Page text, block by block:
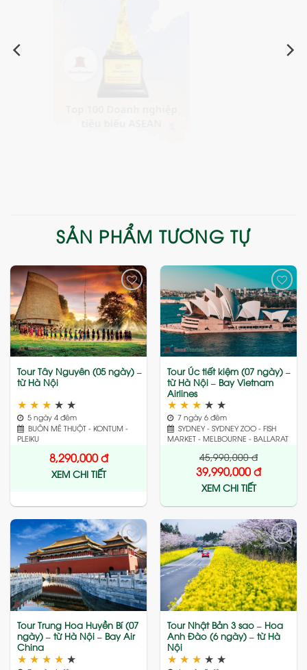
SẢN PHẨM TƯƠNG TỰ
Add
to
wishlist
Tour Tây Nguyên (05 ngày) –
từ Hà Nội
★ ★ ★ ★ ★
5 ngày 4 đêm
BUÔN MÊ THUỘT - KONTUM -
PLEIKU
8,290,000đ
XEM CHI TIẾT
Add
to
wishlist
Tour Úc tiết kiệm (07 ngày) –
từ Hà Nội – Bay Vietnam
Airlines
★ ★ ★ ★ ★
7 ngày 6 đêm
SYDNEY - SYDNEY ZOO - FISH
MARKET - MELBOURNE - BALLARAT
45,990,000đ
39,990,000đ
XEM CHI TIẾT
Add
to
wishlist
Tour Trung Hoa Huyền Bí (07
ngày) – từ Hà Nội – Bay Air
China
★ ★ ★ ★ ★
Add
to
wishlist
Tour Nhật Bản 3 sao – Hoa
Anh Đào (6 ngày) – từ Hà
Nội
★ ★ ★ ★ ★